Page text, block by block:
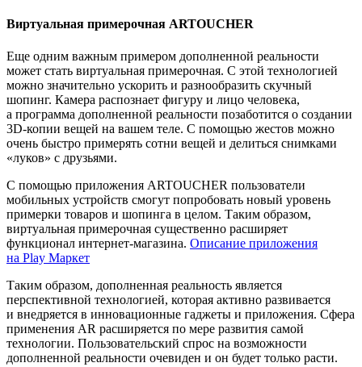
Виртуальная примерочная ARTOUCHER
Еще одним важным примером дополненной реальности
может стать виртуальная примерочная. С этой технологией
можно значительно ускорить и разнообразить скучный
шопинг. Камера распознает фигуру и лицо человека,
а программа дополненной реальности позаботится о создании
3D-копии вещей на вашем теле. С помощью жестов можно
очень быстро примерять сотни вещей и делиться снимками
«луков» с друзьями.
С помощью приложения ARTOUCHER пользователи
мобильных устройств смогут попробовать новый уровень
примерки товаров и шопинга в целом. Таким образом,
виртуальная примерочная существенно расширяет
функционал интернет-магазина. Описание приложения
на Play Маркет
Таким образом, дополненная реальность является
перспективной технологией, которая активно развивается
и внедряется в инновационные гаджеты и приложения. Сфера
применения AR расширяется по мере развития самой
технологии. Пользовательский спрос на возможности
дополненной реальности очевиден и он будет только расти.